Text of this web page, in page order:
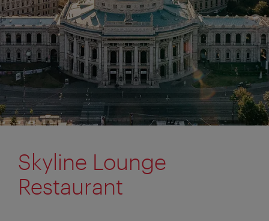
Skyline Lounge
Restaurant